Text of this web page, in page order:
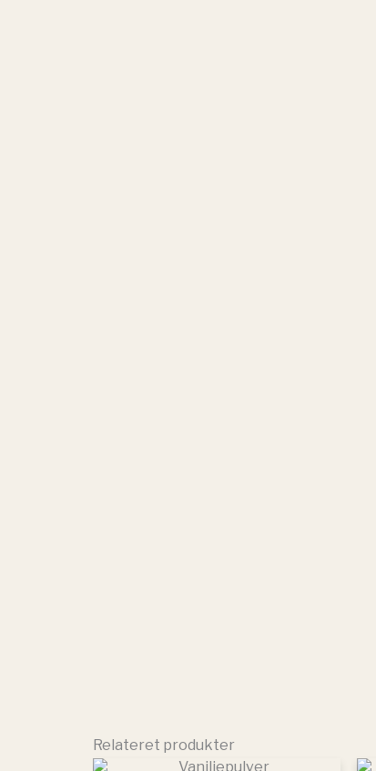
Relateret produkter